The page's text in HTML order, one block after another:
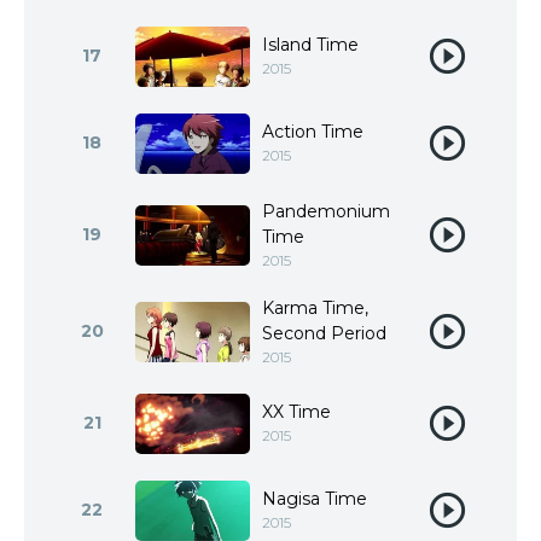
17 Island Time
2015
18 Action Time
2015
19
Pandemonium
Time
2015
20
Karma Time,
Second Period
2015
21 XX Time
2015
22 Nagisa Time
2015